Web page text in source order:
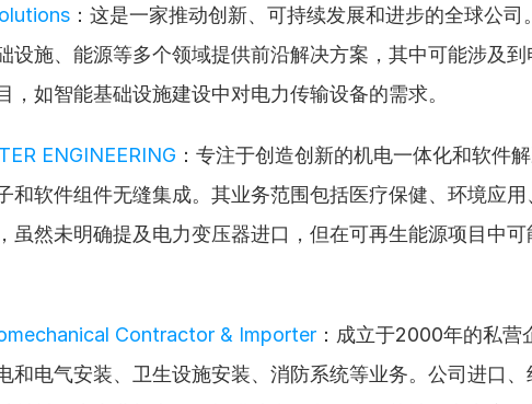
：这是一家推动创新、可持续发展和进步的全球公司
设施、能源等多个领域提供前沿解决方案，其中可能涉及到
，如智能基础设施建设中对电力传输设备的需求。
ENGINEERING ：专注于创造创新的机电一体化和软件
和软件组件无缝集成。其业务范围包括医疗保健、环境应用
虽然未明确提及电力变压器进口，但在可再生能源项目中可
Contractor & Importer ：成立于2000年的私营
和电气安装、卫生设施安装、消防系统等业务。公司进口、